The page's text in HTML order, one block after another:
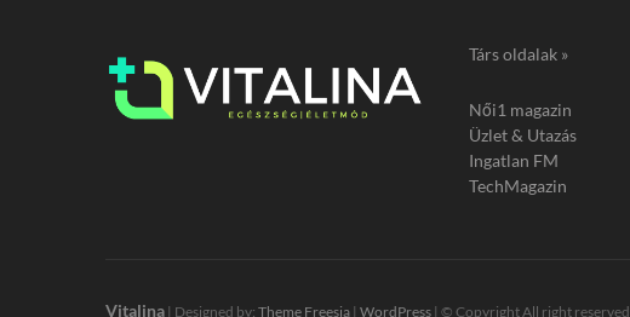
Társ oldalak »
Női1 magazin
Üzlet & Utazás
Ingatlan FM
TechMagazin
Vitalina | Designed by: Theme Freesia | WordPress | © Copyright All right reserved